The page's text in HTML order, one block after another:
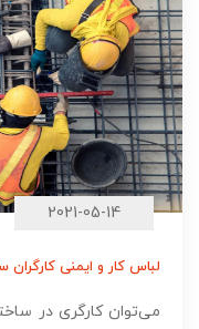
2021-05-14
لباس کار و ایمنی کارگران
می‌توان کارگری در